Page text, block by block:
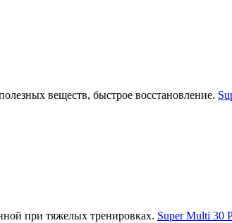
веществ, быстрое восстановление.
при тяжелых тренировках. Super Multi 30